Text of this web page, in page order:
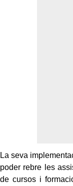
La seva
poder rebre les
de cursos i